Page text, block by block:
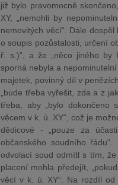
již bylo pravomocně
XY, „nemohli by
nemovitých věcí“. Dále
o soupis pozůstalosti, určení
ř. s.)“, a že „něco jiného by
sporná nebyla a
majetek, povinný díl v
„bude třeba vyřešit, zda a z
třeba, aby „bylo dokončeno
věcem v k. ú. XY“, což je
dědicové - „pouze za
občanského soudního
odvolací soud odmítl s tím,
placení mohla předejít,
věcí v k. ú. XY“. Na rozdíl